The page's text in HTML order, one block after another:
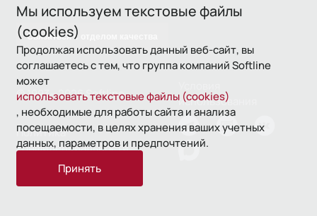
Мы используем текстовые файлы
(cookies)
Продолжая использовать данный веб-сайт, вы
соглашаетесь с тем, что группа компаний Softline
может
использовать текстовые файлы (cookies)
, необходимые для работы сайта и анализа
посещаемости, в целях хранения ваших учетных
данных, параметров и предпочтений.
Принять
Связаться с отделом качества
© 1993—2026 Softline
использования
Политика
конфиденциальности